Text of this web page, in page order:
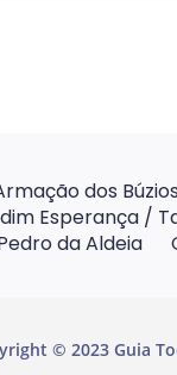
dos Búzios
Esperança /
da Aldeia
© 2023 Guia